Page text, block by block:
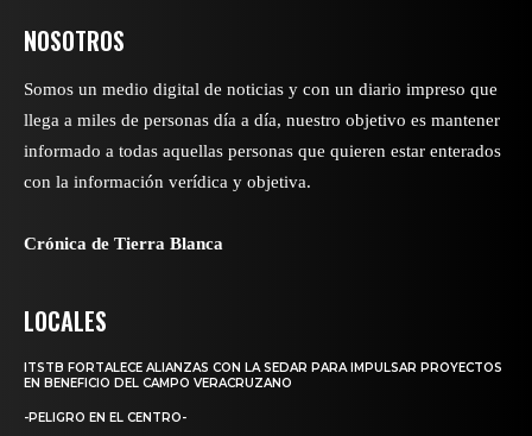
NOSOTROS
Somos un medio digital de noticias y con un diario impreso que
llega a miles de personas día a día, nuestro objetivo es mantener
informado a todas aquellas personas que quieren estar enterados
con la información verídica y objetiva.
Crónica de Tierra Blanca
LOCALES
ITSTB FORTALECE ALIANZAS CON LA SEDAR PARA IMPULSAR PROYECTOS
EN BENEFICIO DEL CAMPO VERACRUZANO
-PELIGRO EN EL CENTRO-